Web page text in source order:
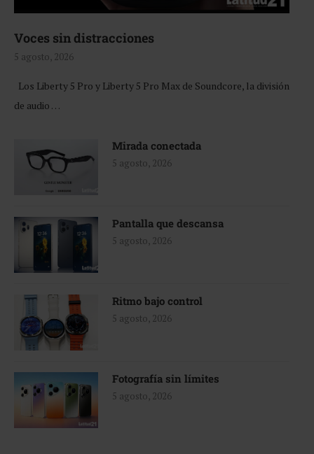
Voces sin distracciones
5 agosto, 2026
Los Liberty 5 Pro y Liberty 5 Pro Max de Soundcore, la división
de audio …
Mirada conectada
5 agosto, 2026
Pantalla que descansa
5 agosto, 2026
Ritmo bajo control
5 agosto, 2026
Fotografía sin límites
5 agosto, 2026